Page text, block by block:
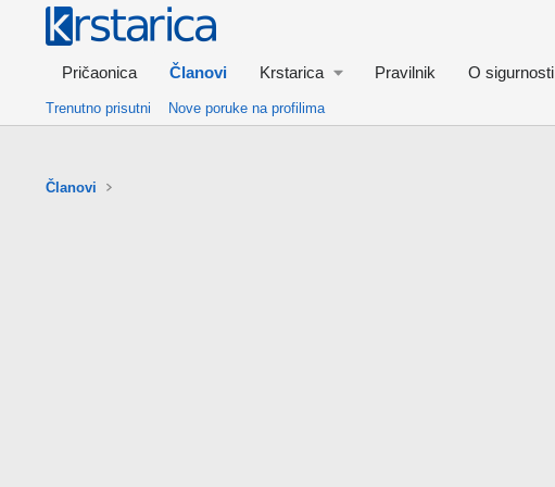
Pričaonica Članovi Krstarica Pravilnik O sigurnosti
Trenutno prisutni Nove poruke na profilima
Članovi